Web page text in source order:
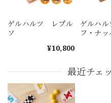
ゲルハルツ レプル
ソ
¥10,800
ゲルハ
フ・ナッ
最近チェ